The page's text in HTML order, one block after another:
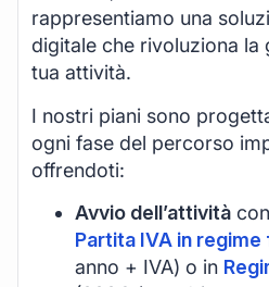
rappresentiamo una
digitale che rivoluziona la
tua attività.
I nostri piani sono
ogni fase del percorso
offrendoti:
Avvio dell’attività
Partita IVA in
anno + IVA) o in